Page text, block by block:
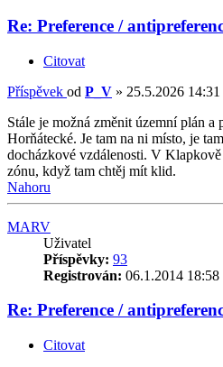
Re: Preference /
Citovat
Příspěvek od P_V » 25.5.2026 14:31
Stále je možná změnit územní plán a
Horňátecké. Je tam na ni místo, je
docházkové vzdálenosti. V
zónu, když tam chtěj mít klid.
Nahoru
MARV
Uživatel
Příspěvky: 93
Registrován: 06.1.2014 18:58
Re: Preference /
Citovat